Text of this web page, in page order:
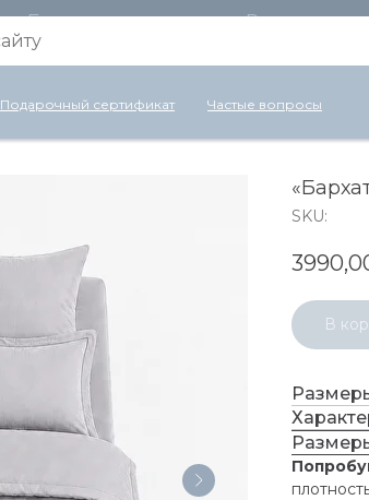
Бесплатная доставка по России для
Подарочный сертификат Частые вопросы
SKU:
В